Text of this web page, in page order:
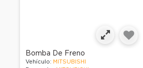
Bomba De Freno
Vehículo: MITSUBISHI